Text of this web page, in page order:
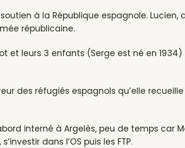
à la République espagnole. Lucien,
républicaine.
et leurs 3 enfants (Serge est né en
des réfugiés espagnols qu’elle
interné à Argelès, peu de temps car
dans l’OS puis les FTP.